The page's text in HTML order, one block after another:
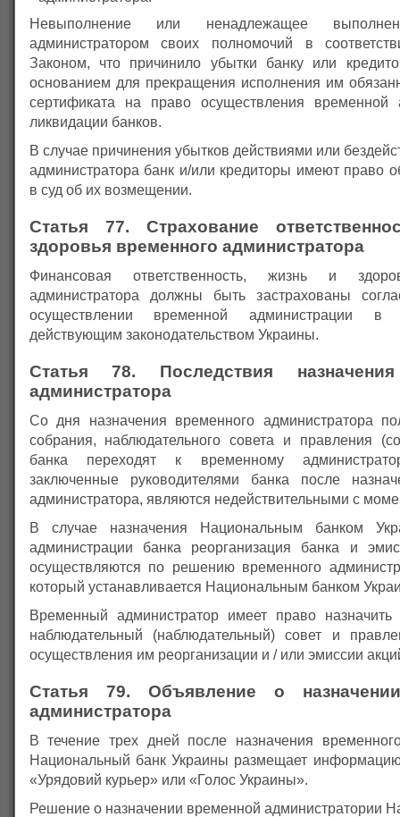
Невыполнение или ненадлежащее
администратором своих полномочий в
Законом, что причинило убытки банку или
основанием для прекращения исполнения им
сертификата на право осуществления временной
ликвидации банков.
В случае причинения убытков действиями или
администратора банк и/или кредиторы имеют право
в суд об их возмещении.
Статья 77. Страхование
здоровья временного администратора
Финансовая ответственность, жизнь и
администратора должны быть застрахованы
осуществлении временной администрации в
действующим законодательством Украины.
Статья 78. Последствия
администратора
Со дня назначения временного администратора
собрания, наблюдательного совета и правления
банка переходят к временному
заключенные руководителями банка после
администратора, являются недействительными с
В случае назначения Национальным банком
администрации банка реорганизация банка и
осуществляются по решению временного
который устанавливается Национальным банком
Временный администратор имеет право
наблюдательный (наблюдательный) совет и
осуществления им реорганизации и / или эмиссии
Статья 79. Объявление о
администратора
В течение трех дней после назначения
Национальный банк Украины размещает
«Урядовий курьер» или «Голос Украины».
Решение о назначении временной администратории